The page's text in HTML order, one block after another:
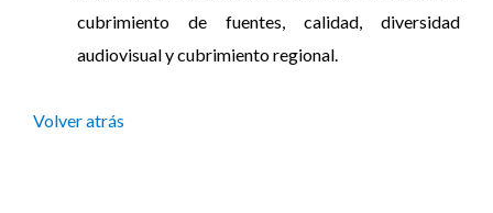
cubrimiento de fuentes, calidad, diversidad
audiovisual y cubrimiento regional.
Volver atrás